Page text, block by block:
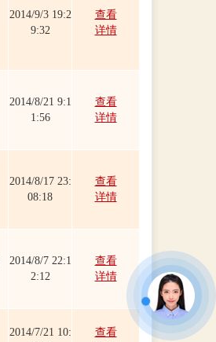
2014/9/3 19:2
9:32
查看
详情
2014/8/21 9:1
1:56
查看
详情
2014/8/17 23:
08:18
查看
详情
2014/8/7 22:1
2:12
查看
详情
2014/7/21 10:
查看